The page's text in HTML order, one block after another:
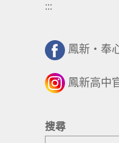
:::
鳳新・奉
鳳新高中
搜尋